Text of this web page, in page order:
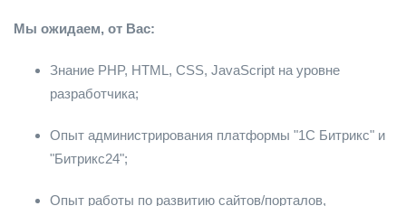
Мы ожидаем, от Вас:
Знание PHP, HTML, CSS, JavaScript на уровне
разработчика;
Опыт администрирования платформы "1C Битрикс" и
"Битрикс24";
Опыт работы по развитию сайтов/порталов,